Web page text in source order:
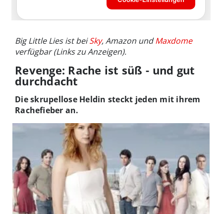
Big Little Lies ist beiSky, Amazon undMaxdome
verfügbar (Links zu Anzeigen).
Revenge: Rache ist süß - und gut
durchdacht
Die skrupellose Heldin steckt jeden mit ihrem
Rachefieber an.